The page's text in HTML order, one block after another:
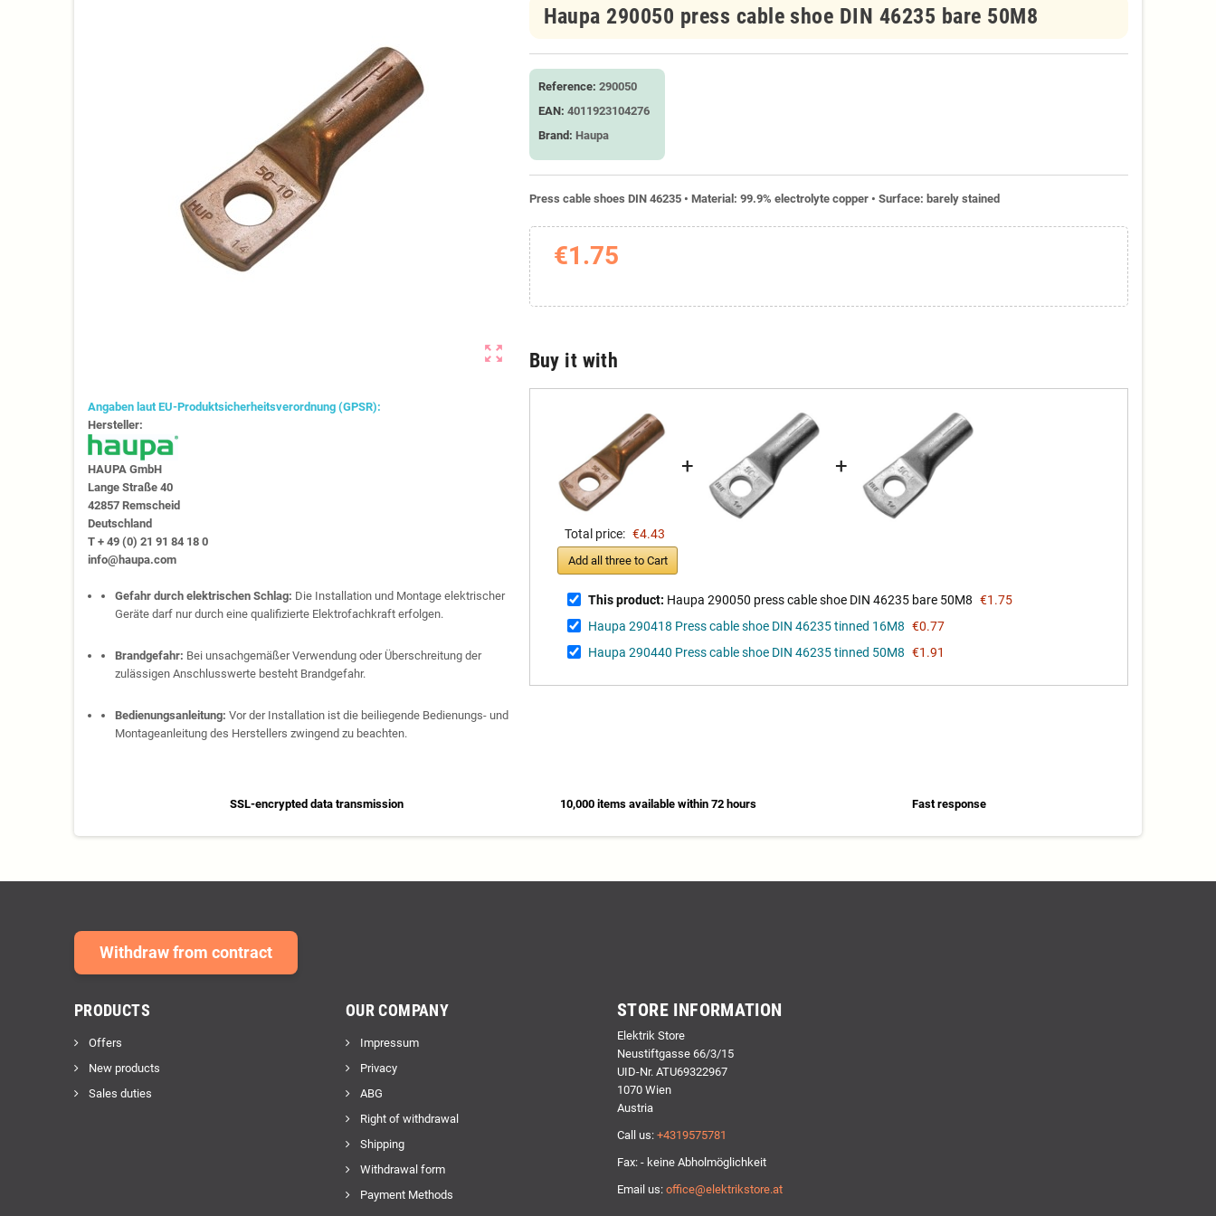
zoom_out_map
Angaben laut EU-Produktsicherheitsverordnung (GPSR):
Hersteller:
HAUPA GmbH
Lange Straße 40
42857 Remscheid
Deutschland
T + 49 (0) 21 91 84 18 0
info@haupa.com
Gefahr durch elektrischen Schlag: Die Installation und Montage elektrischer
Geräte darf nur durch eine qualifizierte Elektrofachkraft erfolgen.
Brandgefahr: Bei unsachgemäßer Verwendung oder Überschreitung der
zulässigen Anschlusswerte besteht Brandgefahr.
Bedienungsanleitung: Vor der Installation ist die beiliegende Bedienungs- und
Montageanleitung des Herstellers zwingend zu beachten.
Haupa 290050 press cable shoe DIN 46235 bare 50M8
Reference: 290050
EAN: 4011923104276
Brand: Haupa
Press cable shoes DIN 46235 • Material: 99.9% electrolyte copper • Surface: barely stained
€1.75
Buy it with
+ +
Total price: €4.43
Add all three to Cart
This product: Haupa 290050 press cable shoe DIN 46235 bare 50M8 €1.75
Haupa 290418 Press cable shoe DIN 46235 tinned 16M8 €0.77
Haupa 290440 Press cable shoe DIN 46235 tinned 50M8 €1.91
SSL-encrypted data transmission 10,000 items available within 72 hours Fast response
Withdraw from contract
PRODUCTS
Offers
New products
Sales duties
OUR COMPANY
Impressum
Privacy
ABG
Right of withdrawal
Shipping
Withdrawal form
Payment Methods
STORE INFORMATION
Elektrik Store
Neustiftgasse 66/3/15
UID-Nr. ATU69322967
1070 Wien
Austria
Call us: +4319575781
Fax: - keine Abholmöglichkeit
Email us: office@elektrikstore.at